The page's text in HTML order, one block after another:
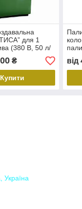
для 1
(380 В, 50 л/
м) після
ремонту
₴
Купити
від
Україна